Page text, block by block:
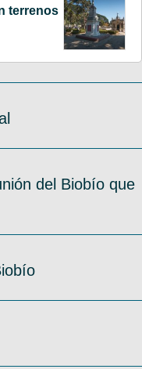
terrenos
del Biobío que